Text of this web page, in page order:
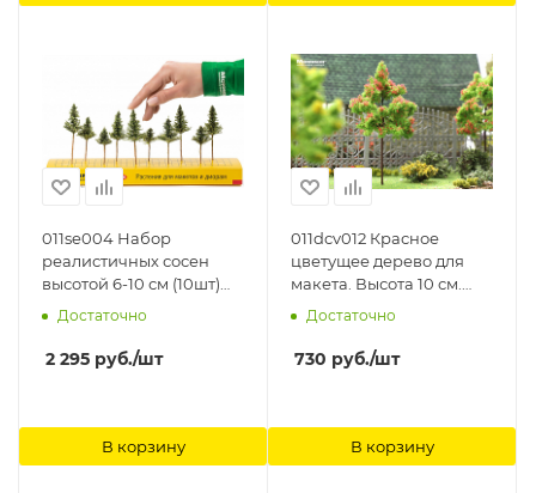
011se004 Набор
реалистичных сосен
высотой 6-10 см (10шт)
Morrison
Достаточно
2 295 руб./шт
В корзину
011dcv012 Красное
цветущее дерево для
макета. Высота 10 см.
Morrison
Достаточно
730 руб./шт
В корзину